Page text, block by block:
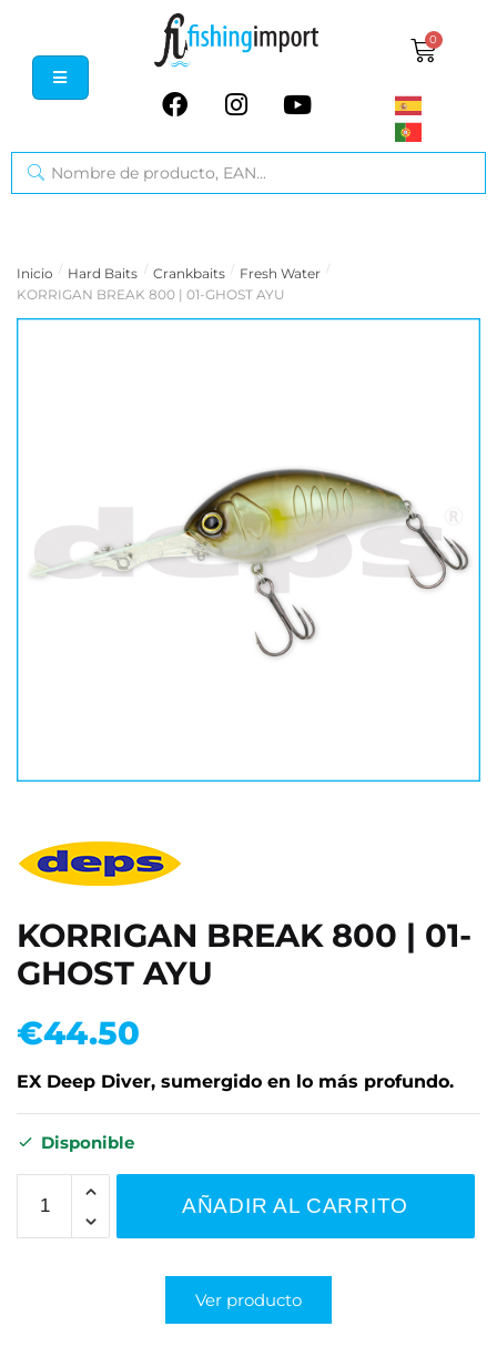
0
Inicio / Hard Baits / Crankbaits / Fresh Water /
KORRIGAN BREAK 800 | 01-GHOST AYU
KORRIGAN BREAK 800 | 01-
GHOST AYU
€44.50
EX Deep Diver, sumergido en lo más profundo.
Disponible
AÑADIR AL CARRITO
Ver producto